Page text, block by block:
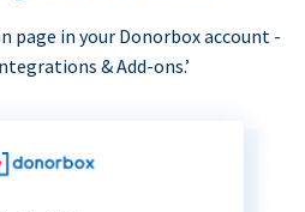
page in your Donorbox account -
& Add-ons.’